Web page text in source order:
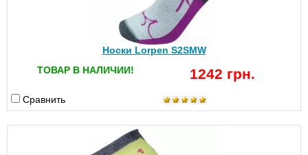
Носки Lorpen S2SMW
ТОВАР В НАЛИЧИИ!
1242 грн.
Сравнить